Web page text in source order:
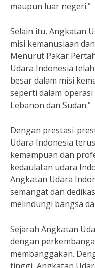
maupun luar negeri.”
Selain itu, Angkatan
misi kemanusiaan
Menurut Pakar
Udara Indonesia
besar dalam misi
seperti dalam
Lebanon dan Sudan.”
Dengan prestasi-
Udara Indonesia
kemampuan dan
kedaulatan udara
Angkatan Udara
semangat dan
melindungi bangsa
Sejarah Angkatan
dengan
membanggakan.